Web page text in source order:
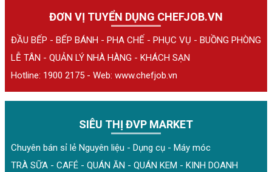
ĐƠN VỊ TUYỂN DỤNG CHEFJOB.VN
ĐẦU BẾP - BẾP BÁNH - PHA CHẾ - PHỤC VỤ - BUỒNG PHÒNG
LỄ TÂN - QUẢN LÝ NHÀ HÀNG - KHÁCH SẠN
Hotline: 1900 2175 - Web: www.chefjob.vn
SIÊU THỊ ĐVP MARKET
Chuyên bán sỉ lẻ Nguyên liệu - Dụng cụ - Máy móc
TRÀ SỮA - CAFÉ - QUÁN ĂN - QUÁN KEM - KINH DOANH